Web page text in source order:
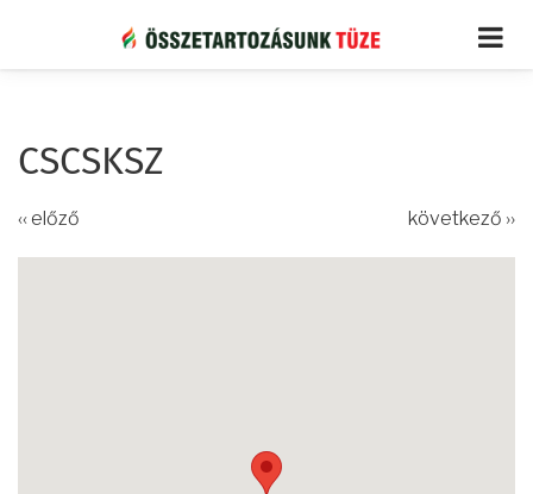
tartalomra
CSCSKSZ
‹‹ előző következő ››